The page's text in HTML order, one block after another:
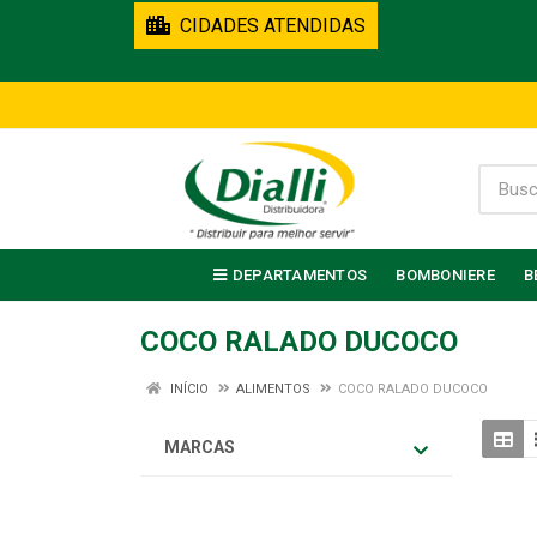
CIDADES ATENDIDAS
DEPARTAMENTOS BOMBONIERE
COCO RALADO DUCOCO
INÍCIO ALIMENTOS COCO RALADO DUCOCO
MARCAS